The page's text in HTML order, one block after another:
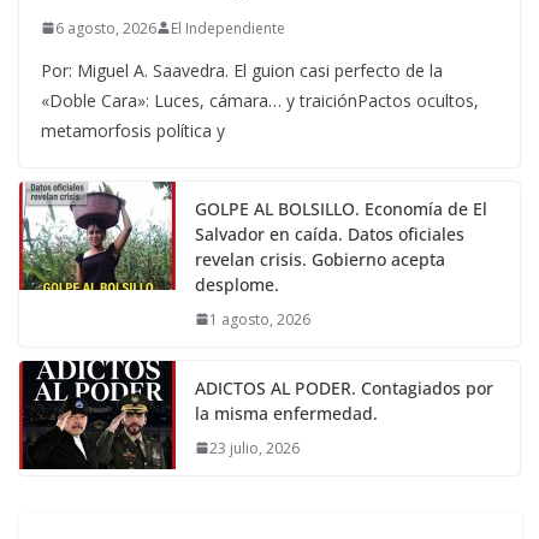
6 agosto, 2026 El Independiente
Por: Miguel A. Saavedra. El guion casi perfecto de la
«Doble Cara»: Luces, cámara… y traiciónPactos ocultos,
metamorfosis política y
GOLPE AL BOLSILLO. Economía de El
Salvador en caída. Datos oficiales
revelan crisis. Gobierno acepta
desplome.
1 agosto, 2026
ADICTOS AL PODER. Contagiados por
la misma enfermedad.
23 julio, 2026